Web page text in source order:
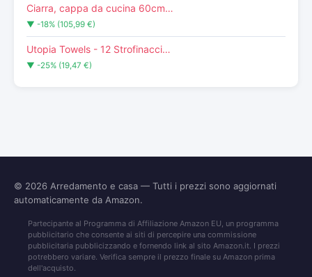
Ciarra, cappa da cucina 60cm…
▼ -18% (105,99 €)
Utopia Towels - 12 Strofinacci…
▼ -25% (19,47 €)
© 2026 Arredamento e casa — Tutti i prezzi sono aggiornati
automaticamente da Amazon.
Partecipante al Programma di Affiliazione Amazon EU, un programma
pubblicitario che consente ai siti di percepire una commissione
pubblicitaria pubblicizzando e fornendo link al sito Amazon.it. I prezzi
potrebbero variare. Verifica sempre il prezzo finale su Amazon prima
dell'acquisto.